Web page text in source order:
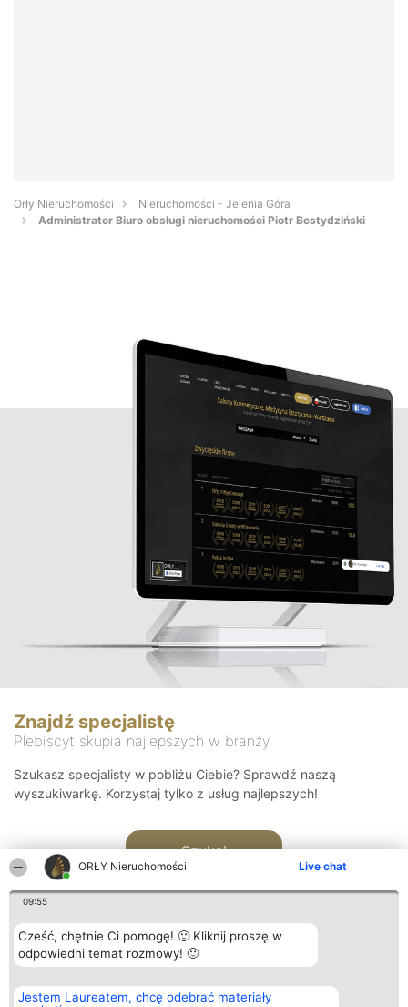
ORŁY Nieruchomości Live chat
09:55
Cześć, chętnie Ci pomogę! 🙂 Kliknij proszę w
odpowiedni temat rozmowy! 🙂
Jestem Laureatem, chcę odebrać materiały
Orły Nieruchomości
Nieruchomości - Jelenia Góra
Administrator Biuro obsługi nieruchomości Piotr Bestydziński
Znajdź specjalistę
Plebiscyt skupia najlepszych w branży
Szukasz specjalisty w pobliżu Ciebie? Sprawdź naszą
wyszukiwarkę. Korzystaj tylko z usług najlepszych!
Szukaj
Organizator plebiscytu
Bright Side Solutions sp. z o.
Plebiscyt
Laureaci
Kontakt
Kontakt